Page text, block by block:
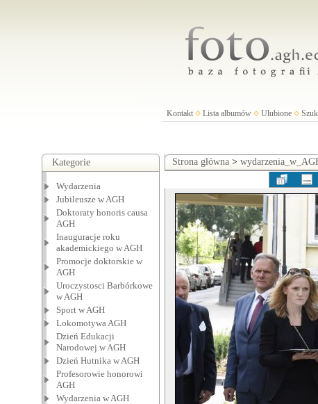
Kontakt Lista albumów Ulubione
Kategorie
Wydarzenia
Jubileusze w AGH
Doktoraty honoris causa
AGH
Inauguracje roku
akademickiego w AGH
Promocje doktorskie w
AGH
Uroczystosci Barbórkowe
w AGH
Sport w AGH
Lokomotywa AGH
Dzień Edukacji
Narodowej w AGH
Dzień Hutnika w AGH
Profesorowie honorowi
AGH
Wydarzenia w AGH
Strona główna>